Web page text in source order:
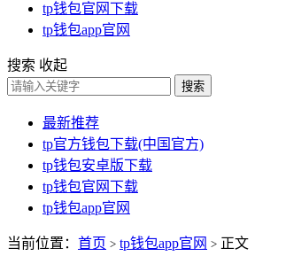
tp钱包官网下载
tp钱包app官网
搜索 收起
搜索
最新推荐
tp官方钱包下载(中国官方)
tp钱包安卓版下载
tp钱包官网下载
tp钱包app官网
当前位置： 首页 > tp钱包app官网 > 正文